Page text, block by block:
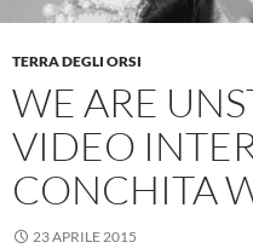
TERRA DEGLI ORSI
WE ARE
VIDEO
CONCHITA
23 APRILE 2015